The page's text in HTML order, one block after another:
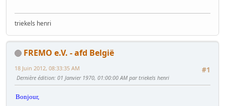
triekels henri
FREMO e.V. - afd België
#1
18 Juin 2012, 08:33:35 AM
Dernière édition: 01 Janvier 1970, 01:00:00 AM par triekels henri
Bonjour,